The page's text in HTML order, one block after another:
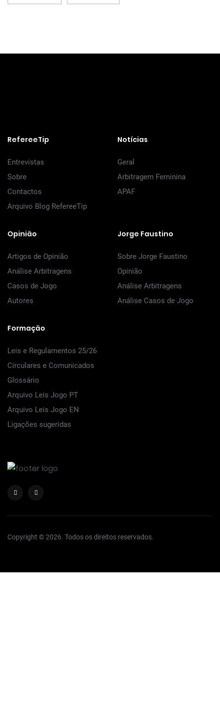
RefereeTip
Entrevistas
Sobre
Contactos
Arquivo Blog RefereeTip
Notícias
Geral
Arbitragem Feminina
APAF
Opinião
Artigos de Opinião
Análise Arbitragens
Casos de Jogo
Autores
Jorge Faustino
Sobre Jorge Faustino
Opinião
Análise Arbitragens
Análise Casos de Jogo
Formação
Leis e Regulamentos 25/26
Circulares e Comunicados
Glossário
Arquivo Leis Jogo PT
Arquivo Leis Jogo EN
Ligações sugeridas
Copyright © 2026. Todos os direitos reservados.